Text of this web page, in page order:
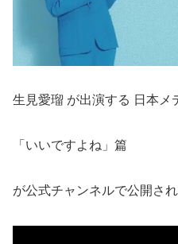
生見愛瑠 が出演する 日本メ
「いいですよね」篇
が公式チャンネルで公開され